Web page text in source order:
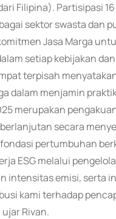
Filipina). Partisipasi
sektor swasta dan
Jasa Marga
setiap kebijakan
terpisah
dalam menjamin
merupakan
secara
pertumbuhan
ESG melalui
intensitas emisi, serta
kami terhadap
Rivan.